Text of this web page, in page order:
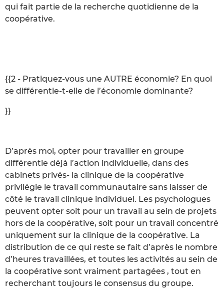
qui fait partie de la recherche quotidienne de la
coopérative.
{{2 - Pratiquez-vous une AUTRE économie? En quoi
se différentie-t-elle de l’économie dominante?
}}
D’après moi, opter pour travailler en groupe
différentie déjà l’action individuelle, dans des
cabinets privés- la clinique de la coopérative
privilégie le travail communautaire sans laisser de
côté le travail clinique individuel. Les psychologues
peuvent opter soit pour un travail au sein de projets
hors de la coopérative, soit pour un travail concentré
uniquement sur la clinique de la coopérative. La
distribution de ce qui reste se fait d’après le nombre
d’heures travaillées, et toutes les activités au sein de
la coopérative sont vraiment partagées , tout en
recherchant toujours le consensus du groupe.